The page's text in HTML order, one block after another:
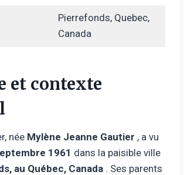
Pierrefonds, Quebec,
Canada
et contexte
née Mylène Jeanne Gautier , a vu
1961 dans la paisible ville
au Québec, Canada . Ses parents